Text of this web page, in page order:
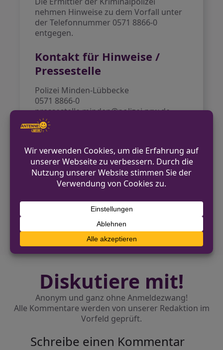
nehmen Hinweise zu dem Vorfall unter
der Telefonnummer 0571 8866-0
entgegen.
Kontakt für Hinweise /
Pressestelle
Polizei Minden-Lübbecke
0571 8866-0
pressestelle.minden@polizei.nrw.de
http://minden-luebbecke.polizei.nrw.de
VORHERIGER BEITRAG
Polizei Mettmann: Verkehrsunfallfluchten im
Kreisgebiet
Sechs Fahrräder bei Schwerpunktkontrolle
Diskutiere mit!
Anonym und ganz ohne Anmeldezwang!
Alle Kommentare werden von unserer Redaktion im
Vorfeld geprüft.
Schreibe einen Kommentar